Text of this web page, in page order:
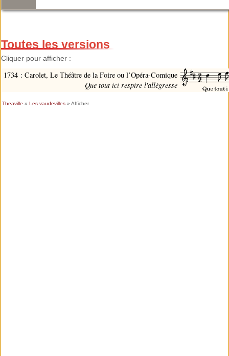
Toutes les versions
Cliquer pour afficher :
1734 : Carolet, Le Théâtre de la Foire ou l’Opéra-Comique
Que tout ici respire l'allégresse
Theaville » Les vaudevilles» Afficher